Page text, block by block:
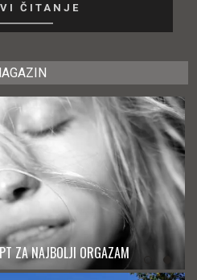
ČITANJE
ZA NAJBOLJI ORGAZAM